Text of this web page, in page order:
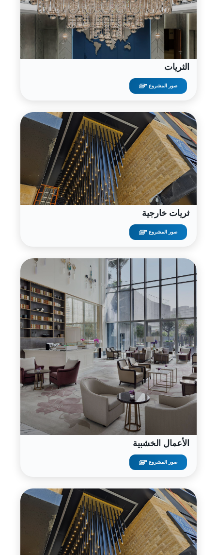
الثريات
صور المشروع "
ثريات خارجية
صور المشروع "
الأعمال الخشبية
صور المشروع "